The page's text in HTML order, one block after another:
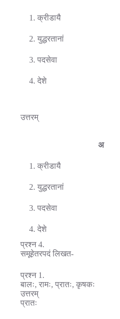
1. क्रीडायै
2. युद्धरतानां
3. पदसेवा
4. देशे
उत्तरम्
अ
1. क्रीडायै
2. युद्धरतानां
3. पदसेवा
4. देशे
प्रश्न 4.
समूहेतरपदं लिखत-
प्रश्न 1.
बालः, रामः, प्रातः, कृषकः
उत्तरम्
प्रातः